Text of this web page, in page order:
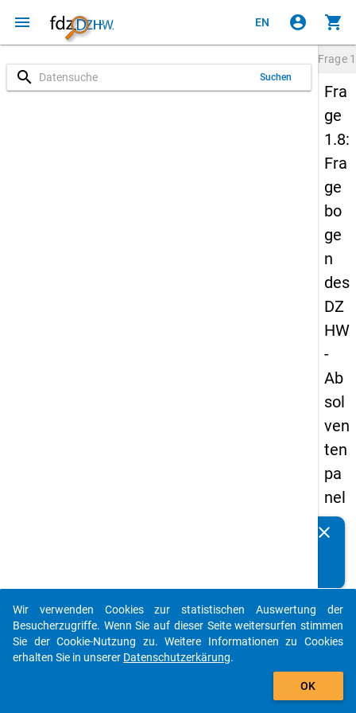
menu EN account_circle shopping_cart
search Suchen
Frage
Fra
ge
1.8:
Fra
ge
bo
ge
n
des
DZ
HW
-
Ab
sol
ven
ten
pa
nel
s
-
zw
eit
clear
auto_stories
add_shopping_cart
Wir verwenden Cookies zur statistischen Auswertung der
Besucherzugriffe. Wenn Sie auf dieser Seite weitersurfen stimmen
Sie der Cookie-Nutzung zu. Weitere Informationen zu Cookies
erhalten Sie in unserer Datenschutzerkärung.
OK